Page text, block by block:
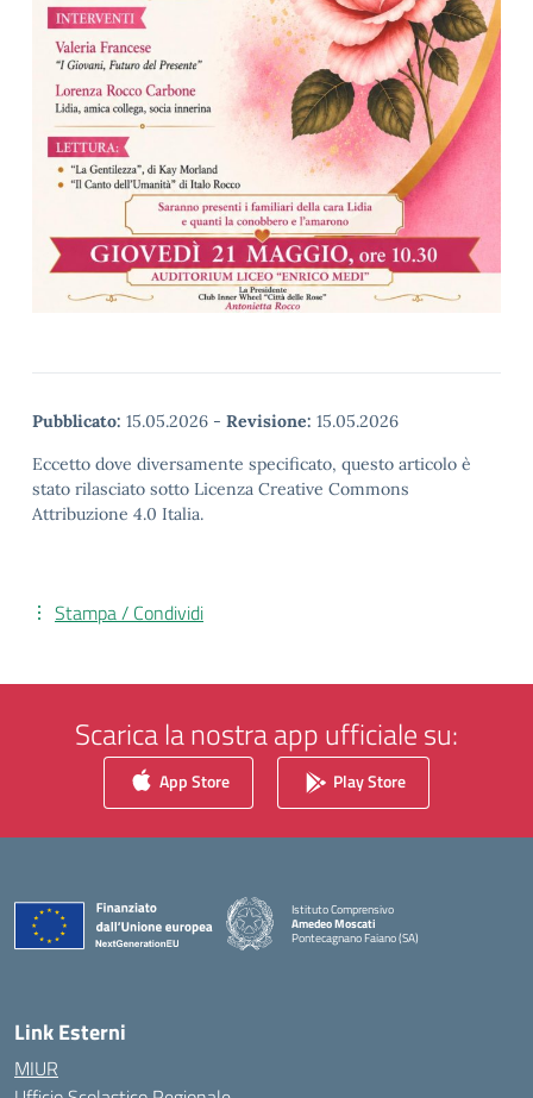
Pubblicato: 15.05.2026 - Revisione: 15.05.2026
Eccetto dove diversamente specificato, questo articolo è
stato rilasciato sotto Licenza Creative Commons
Attribuzione 4.0 Italia.
Stampa / Condividi
Scarica la nostra app ufficiale su:
App Store Play Store
Istituto Comprensivo
Amedeo Moscati
Pontecagnano Faiano (SA)
— Visita la pagina iniziale della scuola
Link Esterni
MIUR